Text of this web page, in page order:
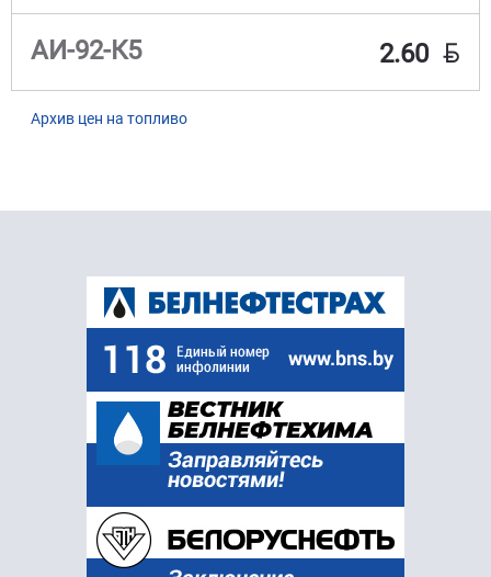
АИ-92-К5 2.60 BYN
Архив цен на топливо